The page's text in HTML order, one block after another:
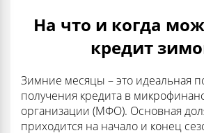
На что и когда
кредит
Зимние месяцы – это идеальная
получения кредита в
организации (МФО). Основная
приходится на начало и конец